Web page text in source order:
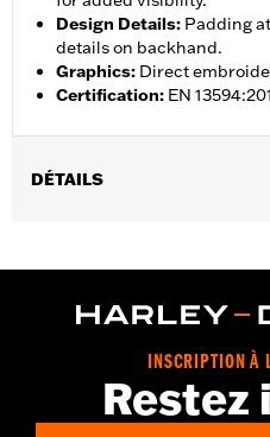
Design Details: Padding
details on backhand.
Graphics: Direct
Certification: EN
DÉTAILS
Functional Features:
WARRANTY:2 year limited
for full details
Imported
INSCRIPTION À
Restez